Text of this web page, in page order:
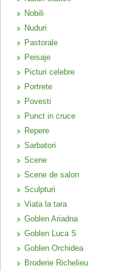
Nobili
Nuduri
Pastorale
Peisaje
Picturi celebre
Portrete
Povesti
Punct in cruce
Repere
Sarbatori
Scene
Scene de salon
Sculpturi
Viata la tara
Goblen Ariadna
Goblen Luca S
Goblen Orchidea
Broderie Richelieu